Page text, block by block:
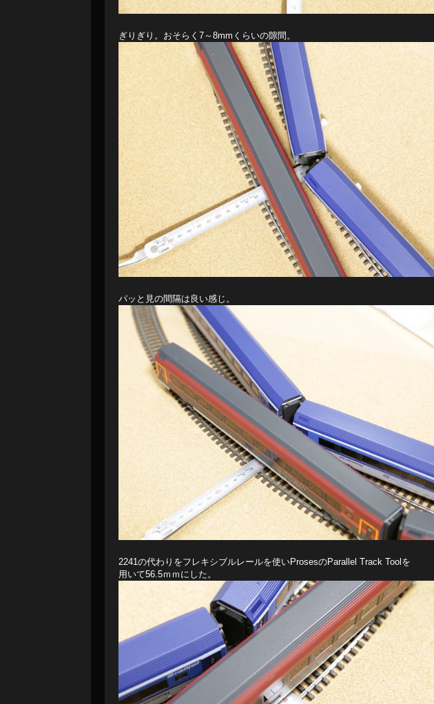
ぎりぎり。おそらく7～8mmくらいの隙間。
パッと見の間隔は良い感じ。
2241の代わりをフレキシブルレールを使いProsesのParallel Track Toolを
用いて56.5ｍｍにした。